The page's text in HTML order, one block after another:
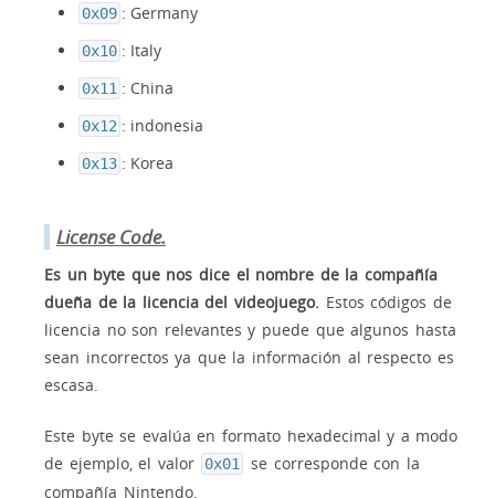
0x09 : Germany
0x10 : Italy
0x11 : China
0x12 : indonesia
0x13 : Korea
License Code.
Es un byte que nos dice el nombre de la compañía
dueña de la licencia del videojuego. Estos códigos de
licencia no son relevantes y puede que algunos hasta
sean incorrectos ya que la información al respecto es
escasa.
Este byte se evalúa en formato hexadecimal y a modo
de ejemplo, el valor
0x01
se corresponde con la
compañía Nintendo.